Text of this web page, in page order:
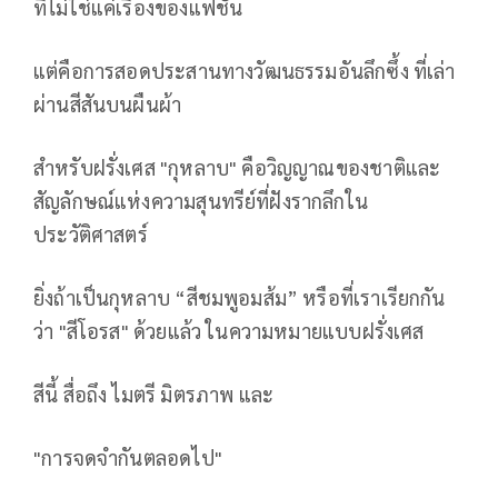
ที่ไม่ใช่แค่เรื่องของแฟชั่น
แต่คือการสอดประสานทางวัฒนธรรมอันลึกซึ้ง ที่เล่า
ผ่านสีสันบนผืนผ้า
สำหรับฝรั่งเศส "กุหลาบ" คือวิญญาณของชาติและ
สัญลักษณ์แห่งความสุนทรีย์ที่ฝังรากลึกใน
ประวัติศาสตร์
ยิ่งถ้าเป็นกุหลาบ “สีชมพูอมส้ม” หรือที่เราเรียกกัน
ว่า "สีโอรส" ด้วยแล้ว ในความหมายแบบฝรั่งเศส
สีนี้ สื่อถึง ไมตรี มิตรภาพ และ
"การจดจำกันตลอดไป"